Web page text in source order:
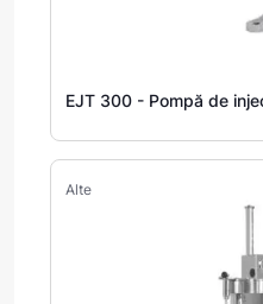
EJT 300 - Pompă de
Alte